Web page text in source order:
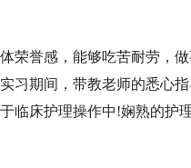
荣誉感，能够吃苦耐劳，
习期间，带教老师的悉心
临床护理操作中!娴熟的护